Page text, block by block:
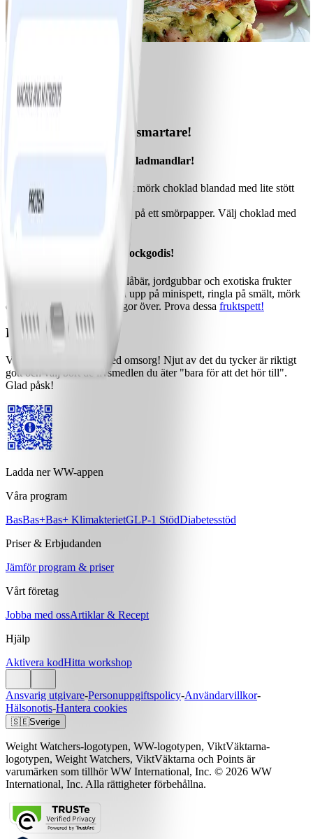
Medel15 MIN
Så gör du påskgodiset smartare!
6. Bjud på hemgjorda chokladmandlar!
Vänd rostade mandlar i smält mörk choklad blandad med lite stött
kardemumma!
Låt chokladmandlarna stelna på ett smörpapper. Välj choklad med
7. Plockfrukt istället för plockgodis!
Lägg pengarna på hallon, blåbär, jordgubbar och exotiska frukter
istället för på smågodis. Trä upp på minispett, ringla på smält, mörk
choklad och strö kokosflingor över. Prova dessa fruktspett!
Kom ihåg!
Välj dina påsk-Points med omsorg! Njut av det du tycker är riktigt
gott och välj bort de livsmedlen du äter "bara för att det hör till".
Glad påsk!
Ladda ner WW-appen
Våra program
BasBas+Bas+ KlimakterietGLP-1 StödDiabetesstöd
Priser & Erbjudanden
Jämför program & priser
Vårt företag
Jobba med ossArtiklar & Recept
Hjälp
Aktivera kodHitta workshop
Ansvarig utgivare-Personuppgiftspolicy-Användarvillkor-
Hälsonotis-Hantera cookies
🇸🇪Sverige
Weight Watchers-logotypen, WW-logotypen, ViktVäktarna-
logotypen, Weight Watchers, ViktVäktarna och Points är
varumärken som tillhör WW International, Inc. © 2026 WW
International, Inc. Alla rättigheter förbehållna.